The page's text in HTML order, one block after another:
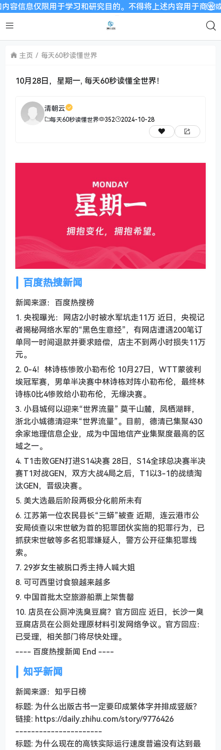
仅限用于学习和研究目的。不得将上述内容用于商业或者
主页 每天60秒读懂世界
10月28日，星期一, 每天60秒读懂全世界！
清朝云
每天60秒读懂世界 352 2024-10-28
百度热搜新闻
新闻来源：百度热搜榜
1. 央视曝光：网店2小时被水军坑走11万 近日，央视记
者揭秘网络水军的“黑色生意经”，有网店遭遇200笔订
单同一时间退款并要求赔偿，店主不到两小时损失11万
元。
2. 0-4！林诗栋惨败小勒布伦 10月27日，WTT蒙彼利
埃冠军赛，男单半决赛中林诗栋对阵小勒布伦，最终林
诗栋0比4惨败给小勒布伦，无缘决赛。
3. 小县城何以迎来“世界流量” 莫干山麓，凤栖湖畔，
浙北小城德清迎来“世界流量”。目前，德清已集聚430
余家地理信息企业，成为中国地信产业集聚度最高的区
域之一。
4. T1击败GEN打进S14决赛 28日，S14全球总决赛半决
赛T1对战GEN，双方大战4局之后，T1以3-1的战绩淘
汰GEN，晋级决赛。
5. 美大选最后阶段两极分化前所未有
6. 江苏第一位农民县长“三蟒”被查 近期，连云港市公
安局侦查以宋世敏为首的犯罪团伙实施的犯罪行为，已
抓获宋世敏等多名犯罪嫌疑人，警方公开征集犯罪线
索。
7. 29岁女生被脱口秀主持人喊大姐
8. 可可西里讨食狼越来越多
9. 中国首批太空旅游船票上架售罄
10. 店员在公厕冲洗臭豆腐？官方回应 近日，长沙一臭
豆腐店员在公厕处理原材料引发网络争议。官方回应：
已受理，相关部门将尽快处理。
---- 百度热搜新闻 End ----
知乎新闻
新闻来源：知乎日榜
标题: 为什么出版古书一定要印成繁体字并排成竖版？
链接: https://daily.zhihu.com/story/9776426
----------------------
标题: 为什么现在的高铁实际运行速度普遍没有达到最